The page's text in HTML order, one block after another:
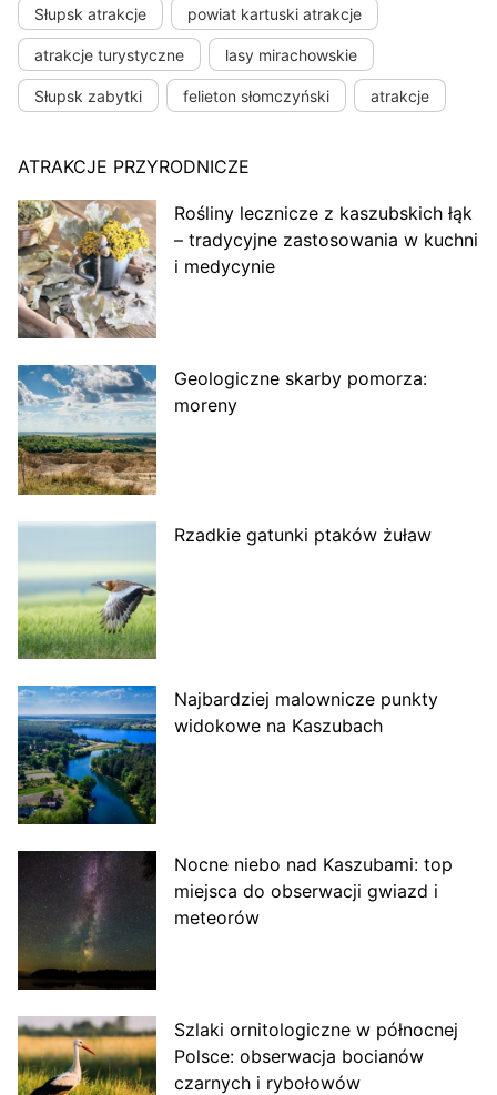
Słupsk atrakcje powiat kartuski atrakcje
atrakcje turystyczne lasy mirachowskie
Słupsk zabytki felieton słomczyński atrakcje
ATRAKCJE PRZYRODNICZE
Rośliny lecznicze z kaszubskich łąk
– tradycyjne zastosowania w kuchni
i medycynie
Geologiczne skarby pomorza:
moreny
Rzadkie gatunki ptaków żuław
Najbardziej malownicze punkty
widokowe na Kaszubach
Nocne niebo nad Kaszubami: top
miejsca do obserwacji gwiazd i
meteorów
Szlaki ornitologiczne w północnej
Polsce: obserwacja bocianów
czarnych i rybołowów